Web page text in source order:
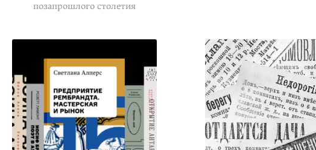
позапрошлого столетия